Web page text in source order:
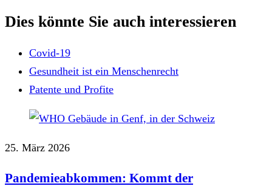
Dies könnte Sie auch interessieren
Covid-19
Gesundheit ist ein Menschenrecht
Patente und Profite
25. März 2026
Pandemieabkommen: Kommt der